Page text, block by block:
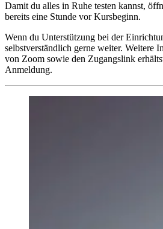
Damit du alles in Ruhe testen kannst,
bereits eine Stunde vor Kursbeginn.
Wenn du Unterstützung bei der
selbstverständlich gerne weiter. Weitere
von Zoom sowie den Zugangslink
Anmeldung.